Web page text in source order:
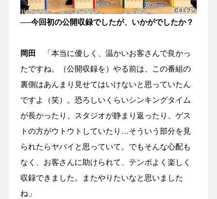
──今回初の公開収録でしたが、いかがでしたか？
岡田 「本当に優しく、温かいお客さんで良かっ
たですね。（公開収録を）やる前は、この番組の
裏側はあんまり見せてはいけないと思っていたん
ですよ（笑）。恐ろしいくらいシンキングタイム
が長かったり、スタジオが静まり返ったり、ゲス
トの方がウトウトしていたり…そういう部分を見
られたらヤバイと思っていて。でもそんな心配も
なく、お客さんに助けられて、テンポよく楽しく
収録できました。またやりたいなと思いました
ね」